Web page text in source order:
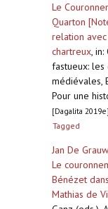
Le
Quarton
relation
chartreux, in:
fastueux: les
médiévales,
Pour une
[Dagalita 2019e]
Tagged
Jan De
Le
Bénézet
Mathias de